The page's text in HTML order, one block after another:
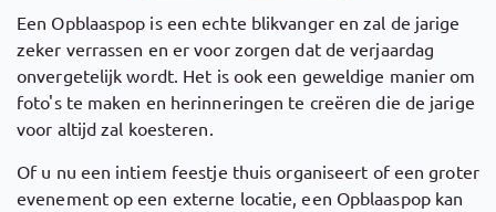
Een Opblaaspop is een echte blikvanger en zal de jarige
zeker verrassen en er voor zorgen dat de verjaardag
onvergetelijk wordt. Het is ook een geweldige manier om
foto's te maken en herinneringen te creëren die de jarige
voor altijd zal koesteren.
Of u nu een intiem feestje thuis organiseert of een groter
evenement op een externe locatie, een Opblaaspop kan